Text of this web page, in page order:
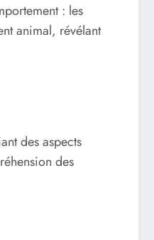
: les
animal, révélant
des aspects
des